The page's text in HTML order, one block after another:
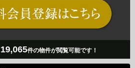
19,065件の物件が閲覧可能です！